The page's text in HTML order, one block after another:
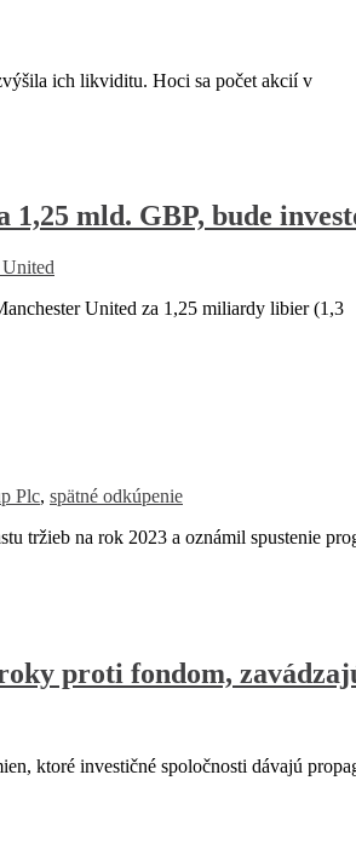
ich likviditu. Hoci sa počet akcií v
mld. GBP, bude
United za 1,25 miliardy libier (1,3
Plc, spätné odkúpenie
tržieb na rok 2023 a oznámil spustenie
proti fondom,
ktoré investičné spoločnosti dávajú